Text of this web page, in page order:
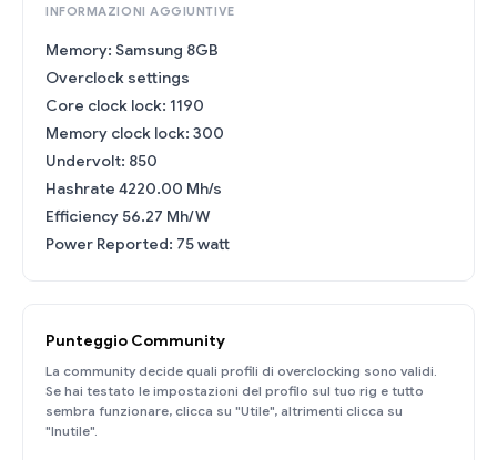
INFORMAZIONI AGGIUNTIVE
Memory: Samsung 8GB
Overclock settings
Core clock lock: 1190
Memory clock lock: 300
Undervolt: 850
Hashrate 4220.00 Mh/s
Efficiency 56.27 Mh/W
Power Reported: 75 watt
Punteggio Community
La community decide quali profili di overclocking sono validi.
Se hai testato le impostazioni del profilo sul tuo rig e tutto
sembra funzionare, clicca su "Utile", altrimenti clicca su
"Inutile".